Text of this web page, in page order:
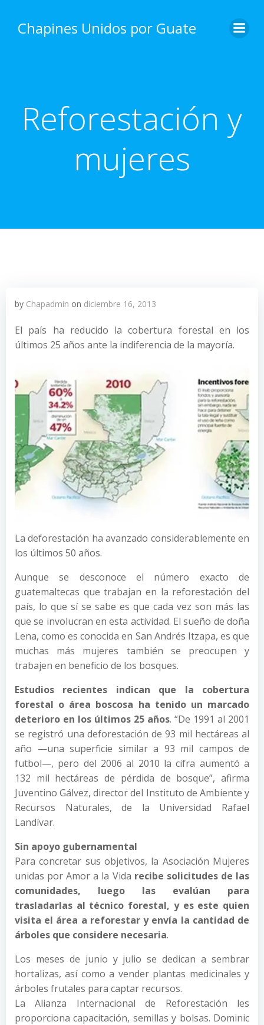
content
Chapines Unidos por Guate
Reforestación y
mujeres
by Chapadmin on diciembre 16, 2013
El país ha reducido la cobertura forestal en los
últimos 25 años ante la indiferencia de la mayoría.
La deforestación ha avanzado considerablemente en
los últimos 50 años.
Aunque se desconoce el número exacto de
guatemaltecas que trabajan en la reforestación del
país, lo que sí se sabe es que cada vez son más las
que se involucran en esta actividad. El sueño de doña
Lena, como es conocida en San Andrés Itzapa, es que
muchas más mujeres también se preocupen y
trabajen en beneficio de los bosques.
Estudios recientes indican que la cobertura
forestal o área boscosa ha tenido un marcado
deterioro en los últimos 25 años. “De 1991 al 2001
se registró una deforestación de 93 mil hectáreas al
año —una superficie similar a 93 mil campos de
futbol—, pero del 2006 al 2010 la cifra aumentó a
132 mil hectáreas de pérdida de bosque”, afirma
Juventino Gálvez, director del Instituto de Ambiente y
Recursos Naturales, de la Universidad Rafael
Landívar.
Sin apoyo gubernamental
Para concretar sus objetivos, la Asociación Mujeres
unidas por Amor a la Vida recibe solicitudes de las
comunidades, luego las evalúan para
trasladarlas al técnico forestal, y es este quien
visita el área a reforestar y envía la cantidad de
árboles que considere necesaria.
Los meses de junio y julio se dedican a sembrar
hortalizas, así como a vender plantas medicinales y
árboles frutales para captar recursos.
La Alianza Internacional de Reforestación les
proporciona capacitación, semillas y bolsas. Dominic